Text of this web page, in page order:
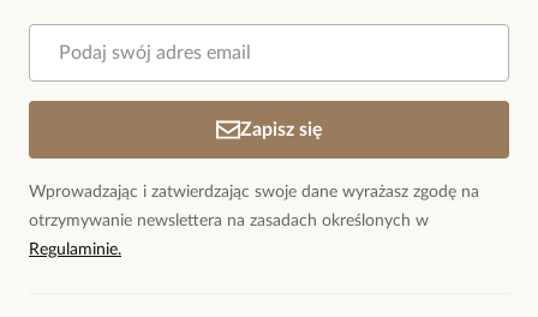
osoby, które zakupiły produkt.
Zapisz się
Wprowadzając i zatwierdzając swoje dane wyrażasz zgodę na
otrzymywanie newslettera na zasadach określonych w
Regulaminie.